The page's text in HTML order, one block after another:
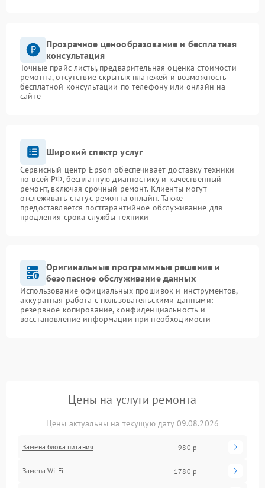
Прозрачное ценообразование и бесплатная
консультация
Точные прайс-листы, предварительная оценка стоимости
ремонта, отсутствие скрытых платежей и возможность
бесплатной консультации по телефону или онлайн на
сайте
Широкий спектр услуг
Сервисный центр Epson обеспечивает доставку техники
по всей РФ, бесплатную диагностику и качественный
ремонт, включая срочный ремонт. Клиенты могут
отслеживать статус ремонта онлайн. Также
предоставляется постгарантийное обслуживание для
продления срока службы техники
Оригинальные программные решение и
безопасное обслуживание данных
Использование официальных прошивок и инструментов,
аккуратная работа с пользовательскими данными:
резервное копирование, конфиденциальность и
восстановление информации при необходимости
Цены на услуги ремонта
Цены актуальны на текущую дату 09.08.2026
Замена блока питания 980 р
Замена Wi-Fi 1780 р